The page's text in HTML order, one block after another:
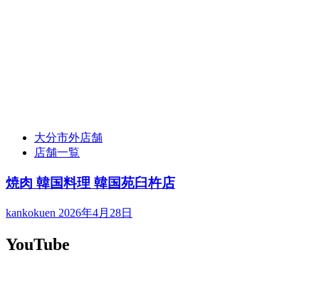
大分市外店舗
店舗一覧
焼肉 韓国料理 韓国苑臼杵店
kankokuen 2026年4月28日
YouTube